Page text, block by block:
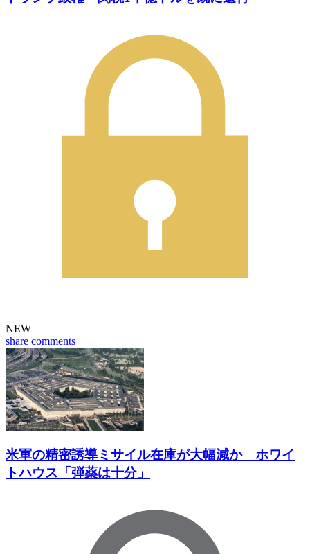
NEW
share comments
米軍の精密誘導ミサイル在庫が大幅減か ホワイ
トハウス「弾薬は十分」